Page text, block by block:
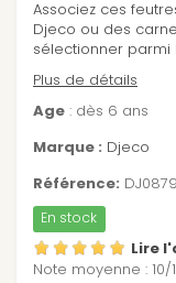
Associez ces
Djeco ou des
sélectionner parmi
Plus de détails
Age : dès 6 ans
Marque : Djeco
Référence:
En stock
Lire
Note moyenne : 10/